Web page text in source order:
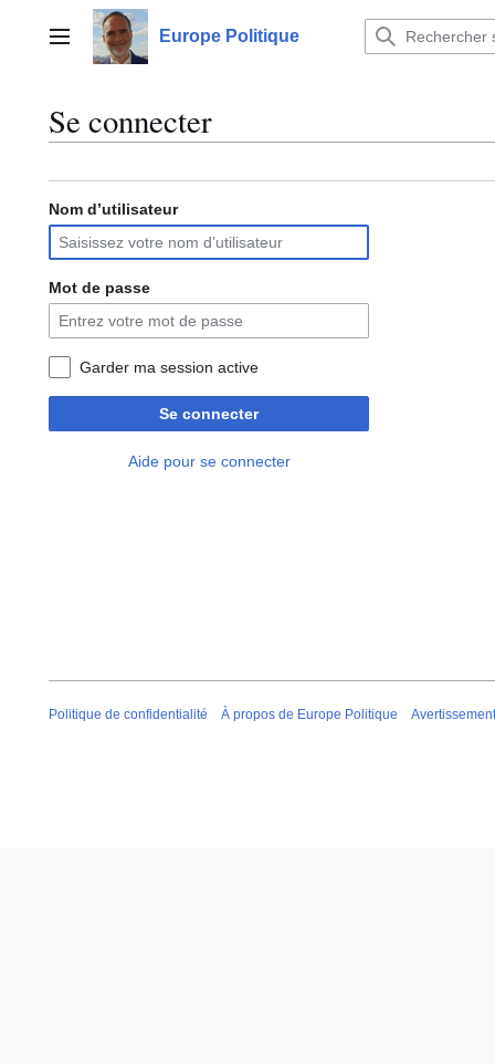
contenuMenu principalEurope Politique
Se connecter
Nom d’utilisateur
Mot de passe
Garder ma session active
Se connecter
Aide pour se connecter
Politique de confidentialité À propos de Europe Politique